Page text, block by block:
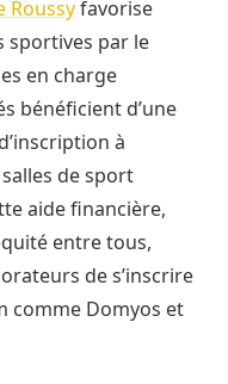
Roussyfavorise
sportives par le
en charge
bénéficient d’une
à
de sport
aide financière,
entre tous,
de s’inscrire
comme Domyos et